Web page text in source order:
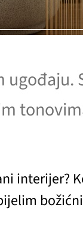
ugođaju.
interijer?